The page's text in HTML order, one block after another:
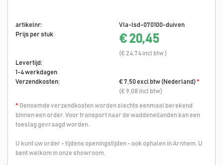
artikelnr:
Vla-lsd-070100-duiven
Prijs per stuk
€ 20,45
(€ 24,74 incl btw )
Levertijd:
1-4 werkdagen
Verzendkosten:
€ 7,50 excl btw (Nederland)*
(€ 9,08 incl btw)
* Genoemde verzendkosten worden slechts eenmaal berekend
binnen een order. Voor transport naar de waddeneilanden kan een
toeslag gevraagd worden.
U kunt uw order - tijdens openingstijden - ook ophalen in Arnhem. U
bent welkom in onze showroom.